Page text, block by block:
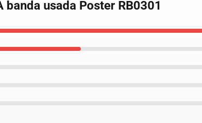
banda usada Poster RB0301